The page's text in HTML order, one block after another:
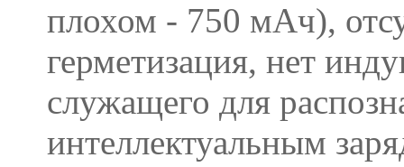
плохом - 750 мАч),
герметизация, нет
служащего для
интеллектуальным